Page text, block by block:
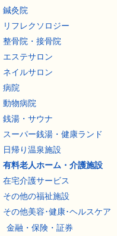
鍼灸院
リフレクソロジー
整骨院・接骨院
エステサロン
ネイルサロン
病院
動物病院
銭湯・サウナ
スーパー銭湯・健康ランド
日帰り温泉施設
有料老人ホーム・介護施設
在宅介護サービス
その他の福祉施設
その他美容･健康･ヘルスケア
金融・保険・証券